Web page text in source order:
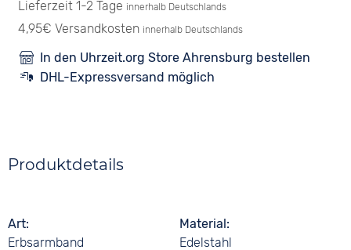
Lieferzeit 1-2 Tage innerhalb Deutschlands
4,95€ Versandkosten innerhalb Deutschlands
In den Uhrzeit.org Store Ahrensburg bestellen
DHL-Expressversand möglich
Produktdetails
Art
Erbsarmband
Material
Edelstahl